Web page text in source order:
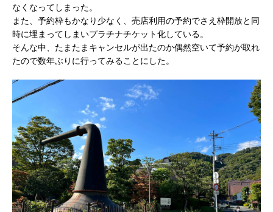
なくなってしまった。
また、予約枠もかなり少なく、売店利用の予約でさえ枠開放と同
時に埋まってしまいプラチナチケット化している。
そんな中、たまたまキャンセルが出たのか偶然空いて予約が取れ
たので数年ぶりに行ってみることにした。